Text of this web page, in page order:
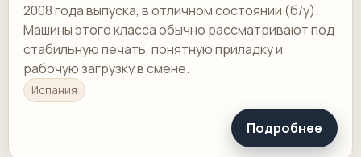
2008 года выпуска, в отличном состоянии (б/у).
Машины этого класса обычно рассматривают под
стабильную печать, понятную приладку и
рабочую загрузку в смене.
Испания
Подробнее